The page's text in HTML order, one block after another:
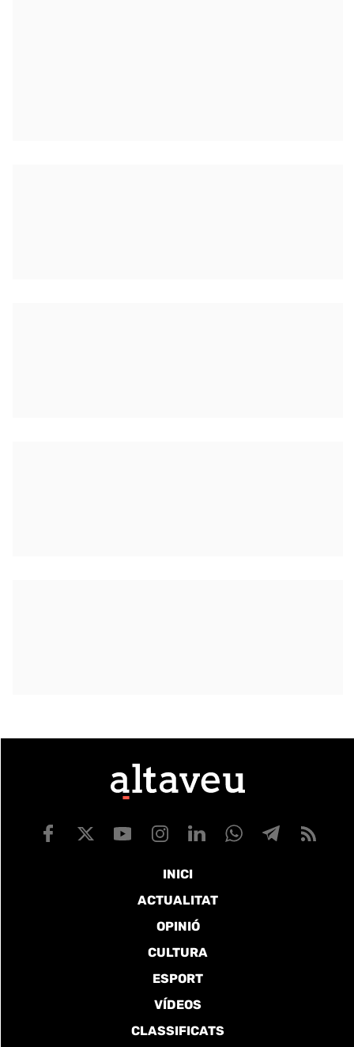
INICI
ACTUALITAT
OPINIÓ
CULTURA
ESPORT
VÍDEOS
CLASSIFICATS